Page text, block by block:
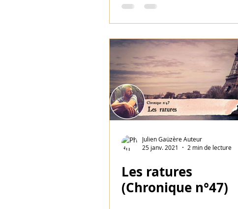
Julien Gaüzère Auteur
25 janv. 2021
2 min de lecture
Les ratures
(Chronique n°47)